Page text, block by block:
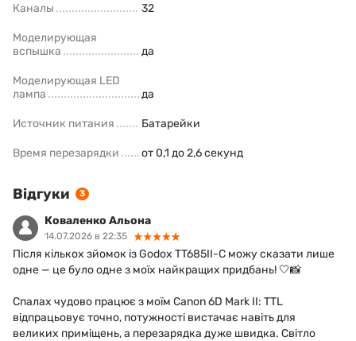
Каналы 32
Моделирующая
вспышка
да
Моделирующая LED
лампа
да
Источник питания Батарейки
Время перезарядки от 0,1 до 2,6 секунд
Відгуки 3
Коваленко Альона
14.07.2026 в 22:35
Після кількох зйомок із Godox TT685II-C можу сказати лише
одне — це було одне з моїх найкращих придбань! 🤍📸
Спалах чудово працює з моїм Canon 6D Mark II: TTL
відпрацьовує точно, потужності вистачає навіть для
великих приміщень, а перезарядка дуже швидка. Світло